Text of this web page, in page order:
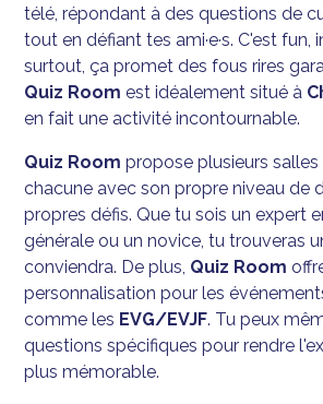
télé, répondant à des questions de
tout en défiant tes ami·e·s. C'est fun,
surtout, ça promet des fous rires
Quiz Room est idéalement situé à
en fait une activité incontournable.
Quiz Room propose plusieurs
chacune avec son propre niveau de
propres défis. Que tu sois un expert
générale ou un novice, tu trouveras
conviendra. De plus, Quiz Room
personnalisation pour les
comme les EVG/EVJF. Tu peux
questions spécifiques pour rendre
plus mémorable.